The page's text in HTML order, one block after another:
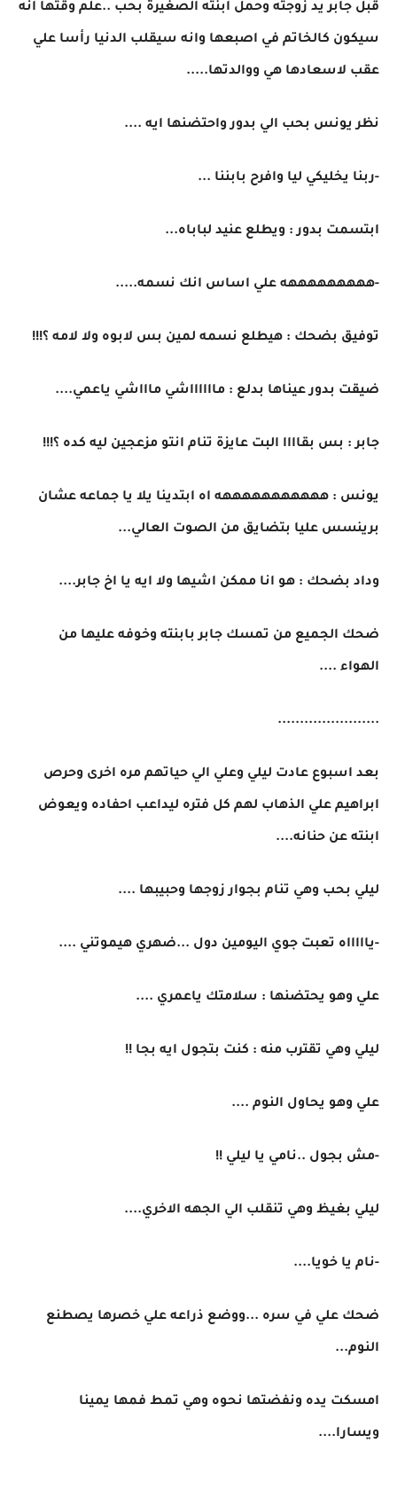
قبل جابر يد زوجته وحمل ابنته الصغيرة بحب ..علم وقتها انه
سيكون كالخاتم في اصبعها وانه سيقلب الدنيا رأسا علي
عقب لاسعادها هي ووالدتها.....
نظر يونس بحب الي بدور واحتضنها ايه ....
-ربنا يخليكي ليا وافرح بابننا ...
ابتسمت بدور : ويطلع عنيد لباباه...
-هههههههههه علي اساس انك نسمه.....
توفيق بضحك : هيطلع نسمه لمين بس لابوه ولا لامه ؟!!!
ضيقت بدور عيناها بدلع : مااااااشي ماااشي ياعمي....
جابر : بس بقاااا البت عايزة تنام انتو مزعجين ليه كده ؟!!!
يونس : هههههههههههه اه ابتدينا يلا يا جماعه عشان
برينسس عليا بتضايق من الصوت العالي...
وداد بضحك : هو انا ممكن اشيها ولا ايه يا اخ جابر....
ضحك الجميع من تمسك جابر بابنته وخوفه عليها من
الهواء ....
.......................
بعد اسبوع عادت ليلي وعلي الي حياتهم مره اخرى وحرص
ابراهيم علي الذهاب لهم كل فتره ليداعب احفاده ويعوض
ابنته عن حنانه....
ليلي بحب وهي تنام بجوار زوجها وحبيبها ....
-ياااااه تعبت جوي اليومين دول ...ضهري هيموتني ....
علي وهو يحتضنها : سلامتك ياعمري ....
ليلي وهي تقترب منه : كنت بتجول ايه بجا !!
علي وهو يحاول النوم ....
-مش بجول ..نامي يا ليلي !!
ليلي بغيظ وهي تنقلب الي الجهه الاخري....
-نام يا خويا....
ضحك علي في سره ...ووضع ذراعه علي خصرها يصطنع
النوم...
امسكت يده ونفضتها نحوه وهي تمط فمها يمينا
ويسارا....